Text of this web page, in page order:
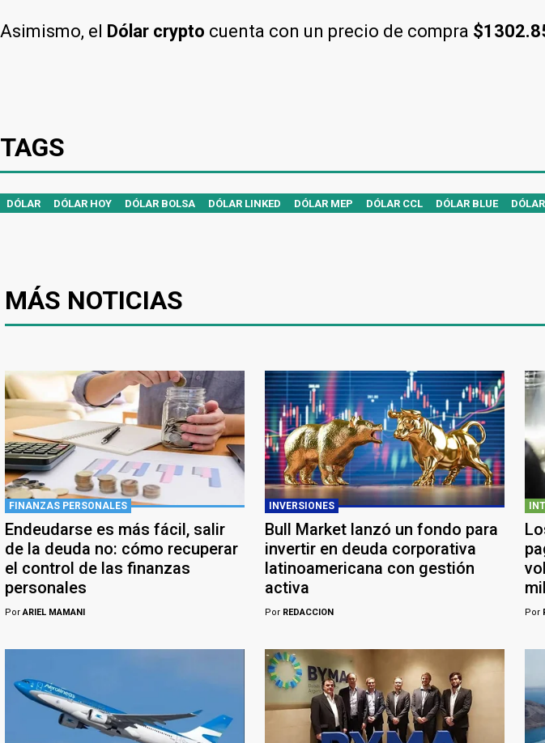
Asimismo, el Dólar crypto cuenta con un precio de compra
TAGS
DÓLAR DÓLAR HOY DÓLAR BOLSA DÓLAR LINKED DÓLAR MEP DÓLAR CCL DÓLAR BLUE
MÁS NOTICIAS
FINANZAS PERSONALES
Endeudarse es más fácil, salir
de la deuda no: cómo recuperar
el control de las finanzas
personales
PorARIEL MAMANI
INVERSIONES
Bull Market lanzó un fondo para
invertir en deuda corporativa
latinoamericana con gestión
activa
PorREDACCION Por